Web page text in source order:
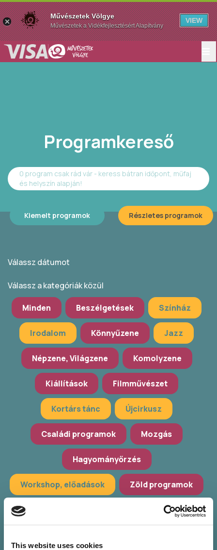
This website uses cookies
Programkereső
0 program csak rád vár - keress bátran időpont, műfaj
és helyszín alapján!
Kiemelt programok Részletes programok
Válassz dátumot
Válassz a kategóriák közül
Minden Beszélgetések Színház
Irodalom Könnyűzene Jazz
Népzene, Világzene Komolyzene
Kiállítások Filmművészet
Kortárs tánc Újcirkusz
Családi programok Mozgás
Hagyományőrzés
Workshop, előadások Zöld programok
További szűrés
Művészetek Völgye
Művészetek a Vidékfejlesztésért Alapítvány
VIEW